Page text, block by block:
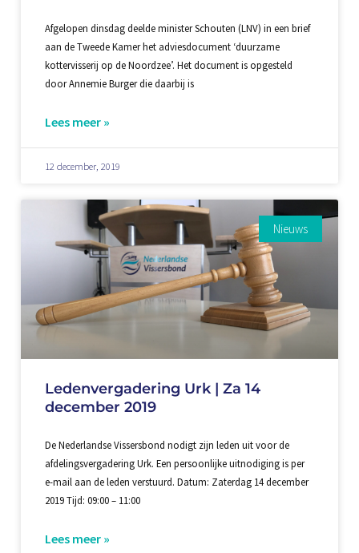
Afgelopen dinsdag deelde minister Schouten (LNV) in een brief
aan de Tweede Kamer het adviesdocument ‘duurzame
kottervisserij op de Noordzee’. Het document is opgesteld
door Annemie Burger die daarbij is
Lees meer »
12 december, 2019
Nieuws
Ledenvergadering Urk | Za 14
december 2019
De Nederlandse Vissersbond nodigt zijn leden uit voor de
afdelingsvergadering Urk. Een persoonlijke uitnodiging is per
e-mail aan de leden verstuurd. Datum: Zaterdag 14 december
2019 Tijd: 09:00 – 11:00
Lees meer »